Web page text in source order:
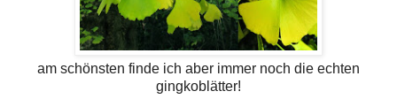
am schönsten finde ich aber immer noch die echten
gingkoblätter!